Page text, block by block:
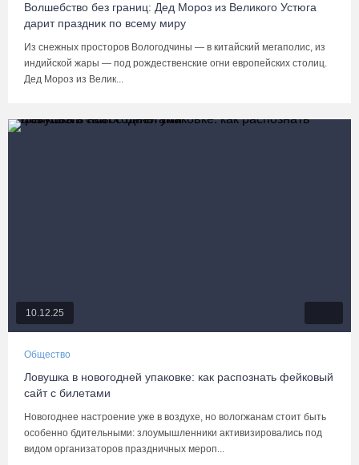
Волшебство без границ: Дед Мороз из Великого Устюга
дарит праздник по всему миру
Из снежных просторов Вологодчины — в китайский мегаполис, из
индийской жары — под рождественские огни европейских столиц.
Дед Мороз из Велик...
10.12.25
Общество
Ловушка в новогодней упаковке: как распознать фейковый
сайт с билетами
Новогоднее настроение уже в воздухе, но вологжанам стоит быть
особенно бдительными: злоумышленники активизировались под
видом организаторов праздничных мероп...